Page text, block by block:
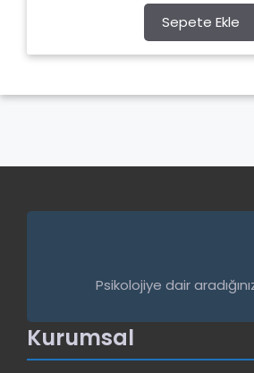
t
o
f
5
Sepete Ekle
Psikolojiye dair
Kurumsal